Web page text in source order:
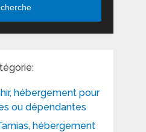
hébergement pour
ou dépendantes
hébergement